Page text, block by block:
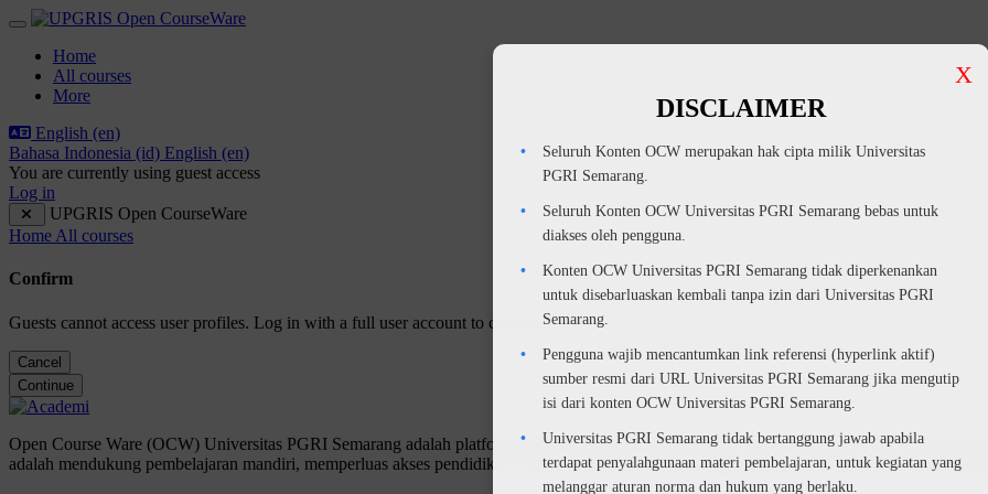
Skip to main content
X
DISCLAIMER
Seluruh Konten OCW merupakan hak cipta milik Universitas
PGRI Semarang.
Seluruh Konten OCW Universitas PGRI Semarang bebas untuk
diakses oleh pengguna.
Konten OCW Universitas PGRI Semarang tidak diperkenankan
untuk disebarluaskan kembali tanpa izin dari Universitas PGRI
Semarang.
Pengguna wajib mencantumkan link referensi (hyperlink aktif)
sumber resmi dari URL Universitas PGRI Semarang jika mengutip
isi dari konten OCW Universitas PGRI Semarang.
Universitas PGRI Semarang tidak bertanggung jawab apabila
terdapat penyalahgunaan materi pembelajaran, untuk kegiatan yang
melanggar aturan norma dan hukum yang berlaku.
Side panel
Home
All courses
More
English ‎(en)‎
Bahasa Indonesia ‎(id)‎ English ‎(en)‎
You are currently using guest access
Log in
UPGRIS Open CourseWare
Home All courses
Confirm
Guests cannot access user profiles. Log in with a full user account to continue.
Cancel
Continue
Open Course Ware (OCW) Universitas PGRI Semarang adalah platform pembelajaran daring yang menyediakan akses terbuka terhadap
adalah mendukung pembelajaran mandiri, memperluas akses pendidikan, dan memperkaya sumber belajar bagi siswa, mahasiswa, dan